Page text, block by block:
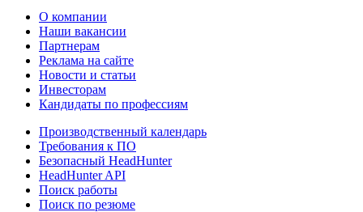
О компании
Наши вакансии
Партнерам
Реклама на сайте
Новости и статьи
Инвесторам
Кандидаты по профессиям
Производственный календарь
Требования к ПО
Безопасный HeadHunter
HeadHunter API
Поиск работы
Поиск по резюме